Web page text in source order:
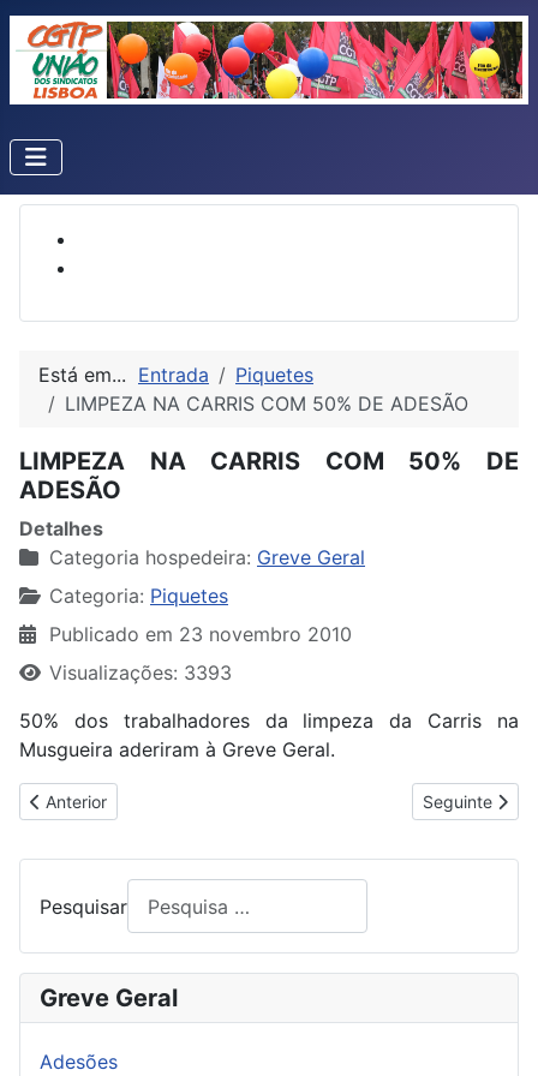
Está em... Entrada
Piquetes
LIMPEZA NA CARRIS COM 50% DE ADESÃO
LIMPEZA NA CARRIS COM 50% DE
ADESÃO
Detalhes
Categoria hospedeira: Greve Geral
Categoria: Piquetes
Publicado em 23 novembro 2010
Visualizações: 3393
50% dos trabalhadores da limpeza da Carris na
Musgueira aderiram à Greve Geral.
Artigo anterior: 68% DE ADESÃO NA SAICA
Anterior Artigo
Seguinte
Pesquisar
Greve Geral
Adesões